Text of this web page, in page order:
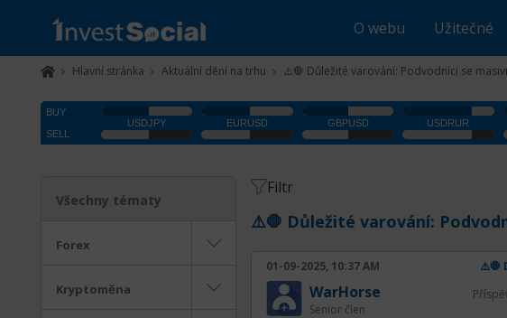
O webu Užitečné
Hlavní stránka Aktuální dění na trhu ⚠️🛑 Důležité varování: Podvodníci se
Všechny tématy
Forex
Kryptoměna
Filtr
⚠️🛑 Důležité varování:
01-09-2025, 10:37 AM ⚠️🛑
WarHorse
Senior člen